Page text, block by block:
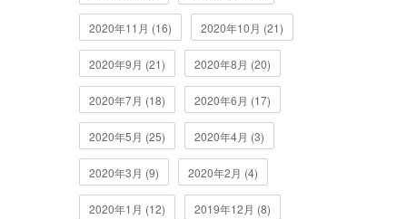
2020年11月 (16) 2020年10月 (21)
2020年9月 (21) 2020年8月 (20)
2020年7月 (18) 2020年6月 (17)
2020年5月 (25) 2020年4月 (3)
2020年3月 (9) 2020年2月 (4)
2020年1月 (12) 2019年12月 (8)